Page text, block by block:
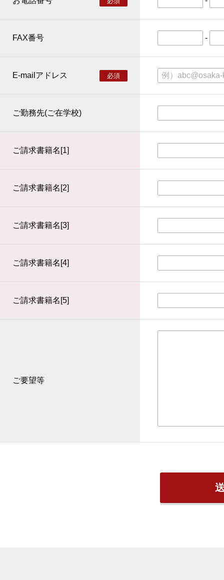
FAX番号 -
E-mailアドレス 必須
ご勤務先(ご在学校)
ご請求書籍名[1]
ご請求書籍名[2]
ご請求書籍名[3]
ご請求書籍名[4]
ご請求書籍名[5]
ご要望等